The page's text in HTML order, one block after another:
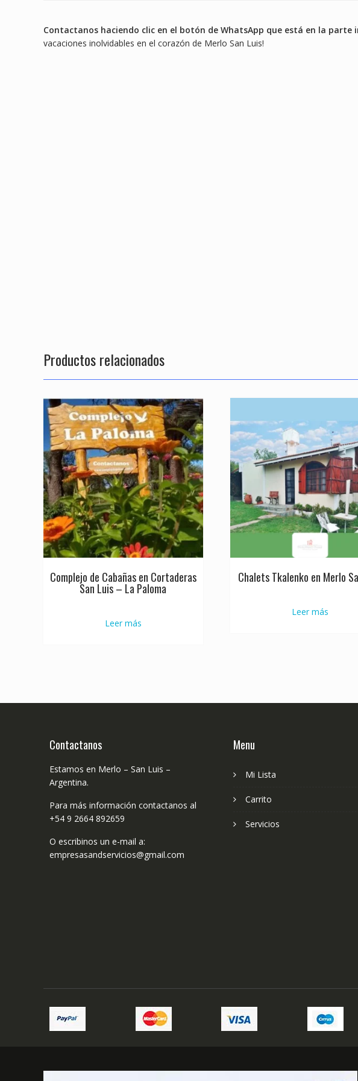
Contactanos haciendo clic en el botón de WhatsApp que está en la
vacaciones inolvidables en el corazón de Merlo San Luis!
Productos relacionados
Complejo de Cabañas en Cortaderas
San Luis – La Paloma
Leer más
Chalets Tkalenko en Merlo
Leer más
Contactanos
Estamos en Merlo – San Luis –
Argentina.
Para más información contactanos al
+54 9 2664 892659
O escribinos un e-mail a:
empresasandservicios@gmail.com
Menu
Mi Lista
Carrito
Servicios